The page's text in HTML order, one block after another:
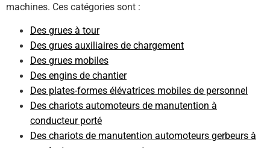
machines. Ces catégories sont :
Des grues à tour
Des grues auxiliaires de chargement
Des grues mobiles
Des engins de chantier
Des plates-formes élévatrices mobiles de personnel
Des chariots automoteurs de manutention à
conducteur porté
Des chariots de manutention automoteurs gerbeurs à